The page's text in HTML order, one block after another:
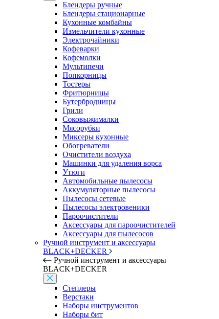
Блендеры ручные
Блендеры стационарные
Кухонные комбайны
Измельчители кухонные
Электрочайники
Кофеварки
Кофемолки
Мультипечи
Попкорницы
Тостеры
Фритюрницы
Бутербродницы
Грили
Соковыжималки
Мясорубки
Миксеры кухонные
Обогреватели
Очистители воздуха
Машинки для удаления ворса
Утюги
Автомобильные пылесосы
Аккумуляторные пылесосы
Пылесосы сетевые
Пылесосы электровеники
Пароочистители
Аксессуары для пароочистителей
Аксессуары для пылесосов
Ручной инструмент и аксессуары
BLACK+DECKER
Ручной инструмент и аксессуары
BLACK+DECKER
Степлеры
Верстаки
Наборы инструментов
Наборы бит